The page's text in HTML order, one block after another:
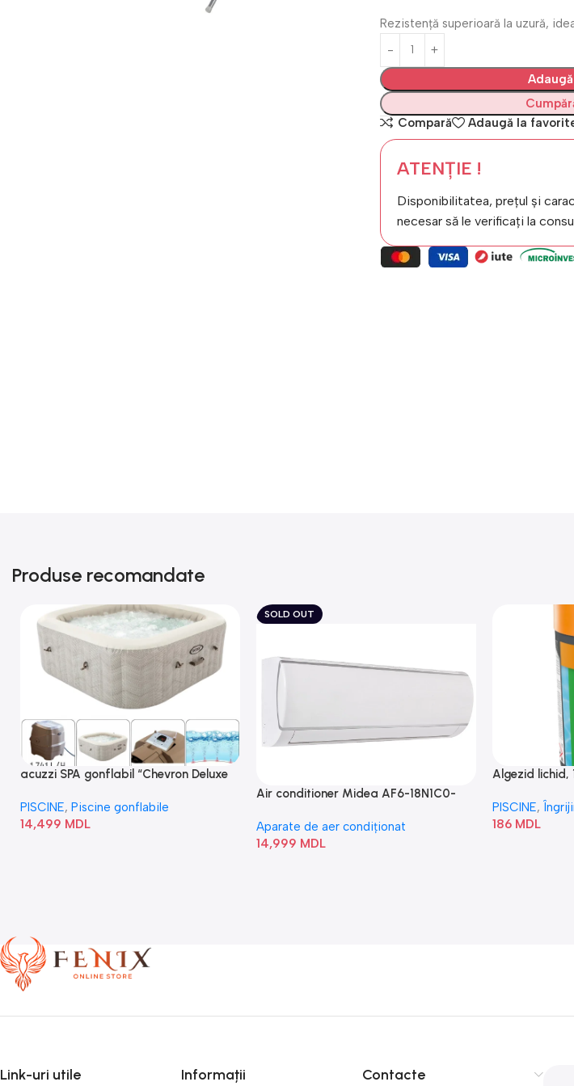
Rezistență superioară la uzură,
Compară
Adaugă la
ATENȚIE !
Disponibilitatea, prețul și
necesar să le verificați la
Produse recomandate
acuzzi SPA gonflabil “Chevron Deluxe
PISCINE, Piscine gonflabile
14,499 MDL
SOLD OUT
Air conditioner Midea AF6-18N1C0-
Aparate de aer condiționat
14,999 MDL
Algezid lichid,
PISCINE,
186 MDL
Link-uri utile Informații Contacte